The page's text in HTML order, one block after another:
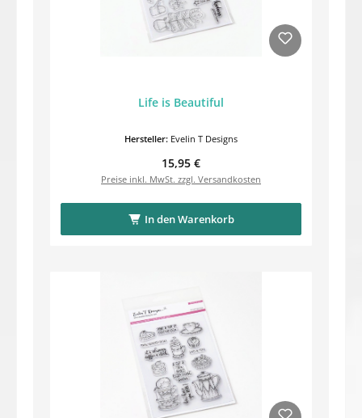
Life is Beautiful
Hersteller: Evelin T Designs
Regulärer Preis:
15,95 €
Preise inkl. MwSt. zzgl. Versandkosten
In den Warenkorb